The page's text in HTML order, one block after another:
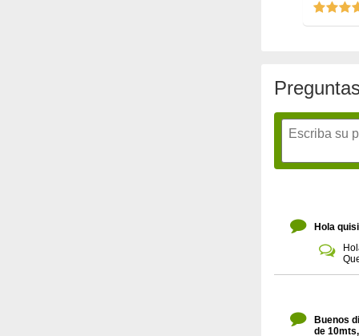
Hola
Buenos
de